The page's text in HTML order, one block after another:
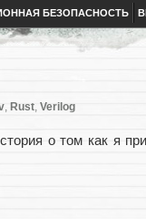
БЕЗОПАСНОСТЬ
, Rust, Verilog
о том как я